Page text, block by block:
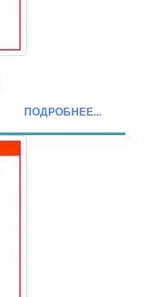
ПОДРОБНЕЕ...